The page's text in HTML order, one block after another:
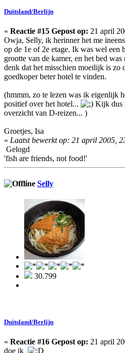
Duitsland/Berlijn
« Reactie #15 Gepost op: 21 april
Owja, Selly, ik herinner het me
op de 1e of 2e etage. Ik was wel een
grootte van de kamer, en het bed
denk dat het misschien moeilijk is zo
goedkoper beter hotel te vinden.
(hmmm, zo te lezen was ik eigenlijk
positief over het hotel...
Kijk dus
overzicht van D-reizen... )
Groetjes, Isa
« Laatst bewerkt op: 21 april 2005,
Gelogd
'fish are friends, not food!'
Selly
30.799
Duitsland/Berlijn
« Reactie #16 Gepost op: 21 april
doe ik